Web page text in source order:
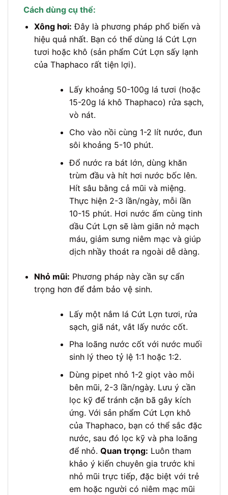
Cách dùng cụ thể:
Xông hơi: Đây là phương pháp phổ biến và
hiệu quả nhất. Bạn có thể dùng lá Cứt Lợn
tươi hoặc khô (sản phẩm Cứt Lợn sấy lạnh
của Thaphaco rất tiện lợi).
Lấy khoảng 50-100g lá tươi (hoặc
15-20g lá khô Thaphaco) rửa sạch,
vò nát.
Cho vào nồi cùng 1-2 lít nước, đun
sôi khoảng 5-10 phút.
Đổ nước ra bát lớn, dùng khăn
trùm đầu và hít hơi nước bốc lên.
Hít sâu bằng cả mũi và miệng.
Thực hiện 2-3 lần/ngày, mỗi lần
10-15 phút. Hơi nước ấm cùng tinh
dầu Cứt Lợn sẽ làm giãn nở mạch
máu, giảm sưng niêm mạc và giúp
dịch nhầy thoát ra ngoài dễ dàng.
Nhỏ mũi: Phương pháp này cần sự cẩn
trọng hơn để đảm bảo vệ sinh.
Lấy một nắm lá Cứt Lợn tươi, rửa
sạch, giã nát, vắt lấy nước cốt.
Pha loãng nước cốt với nước muối
sinh lý theo tỷ lệ 1:1 hoặc 1:2.
Dùng pipet nhỏ 1-2 giọt vào mỗi
bên mũi, 2-3 lần/ngày. Lưu ý cần
lọc kỹ để tránh cặn bã gây kích
ứng. Với sản phẩm Cứt Lợn khô
của Thaphaco, bạn có thể sắc đặc
nước, sau đó lọc kỹ và pha loãng
để nhỏ. Quan trọng: Luôn tham
khảo ý kiến chuyên gia trước khi
nhỏ mũi trực tiếp, đặc biệt với trẻ
em hoặc người có niêm mạc mũi